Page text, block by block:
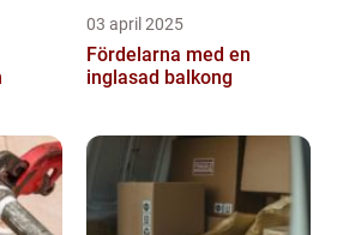
03 april 2025
Fördelarna med en
inglasad balkong